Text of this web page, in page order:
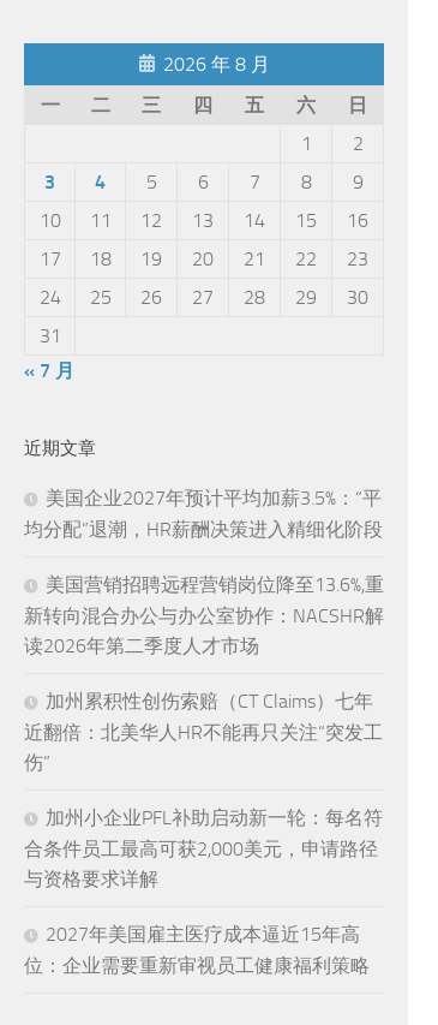
2026 年 8 月
一
二 三 四 五 六
日
1
2
3
4 5 6 7 8
9
10
11 12 13 14 15
16
17
18 19 20 21 22
23
24
25 26 27 28 29
30
31
« 7 月
近期文章
美国企业2027年预计平均加薪3.5%：“平
均分配”退潮，HR薪酬决策进入精细化阶段
美国营销招聘远程营销岗位降至13.6%,重
新转向混合办公与办公室协作：NACSHR解
读2026年第二季度人才市场
加州累积性创伤索赔（CT Claims）七年
近翻倍：北美华人HR不能再只关注“突发工
伤”
加州小企业PFL补助启动新一轮：每名符
合条件员工最高可获2,000美元，申请路径
与资格要求详解
2027年美国雇主医疗成本逼近15年高
位：企业需要重新审视员工健康福利策略